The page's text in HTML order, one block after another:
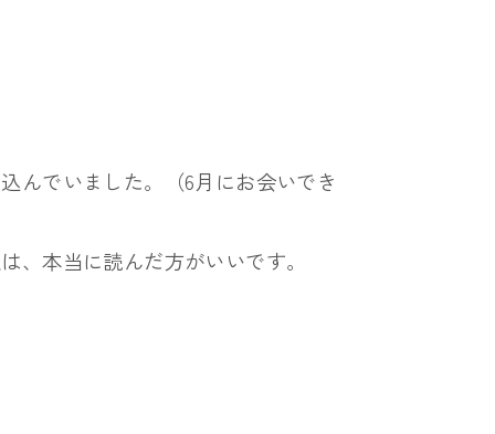
んでいました。（6月にお会いでき
、本当に読んだ方がいいです。